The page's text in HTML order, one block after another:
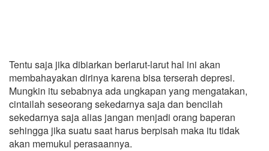
Tentu saja jika dibiarkan berlarut-larut hal ini akan
membahayakan dirinya karena bisa terserah depresi.
Mungkin itu sebabnya ada ungkapan yang mengatakan,
cintailah seseorang sekedarnya saja dan bencilah
sekedarnya saja alias jangan menjadi orang baperan
sehingga jika suatu saat harus berpisah maka itu tidak
akan memukul perasaannya.